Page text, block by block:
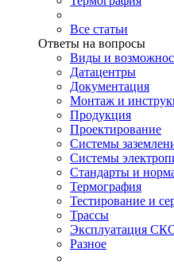
Все статьи
Ответы на вопросы
Виды и
Датацентры
Документация
Монтаж и
Продукция
Проектирование
Системы
Системы
Стандарты и
Термография
Тестирование и
Трассы
Эксплуатация
Разное